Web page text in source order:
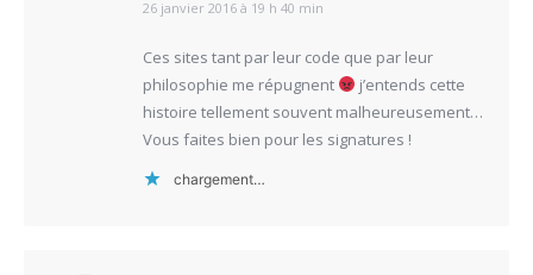
26 janvier 2016 à 19 h 40 min
Ces sites tant par leur code que par leur
philosophie me répugnent
j’entends cette
histoire tellement souvent malheureusement…
Vous faites bien pour les signatures !
chargement…